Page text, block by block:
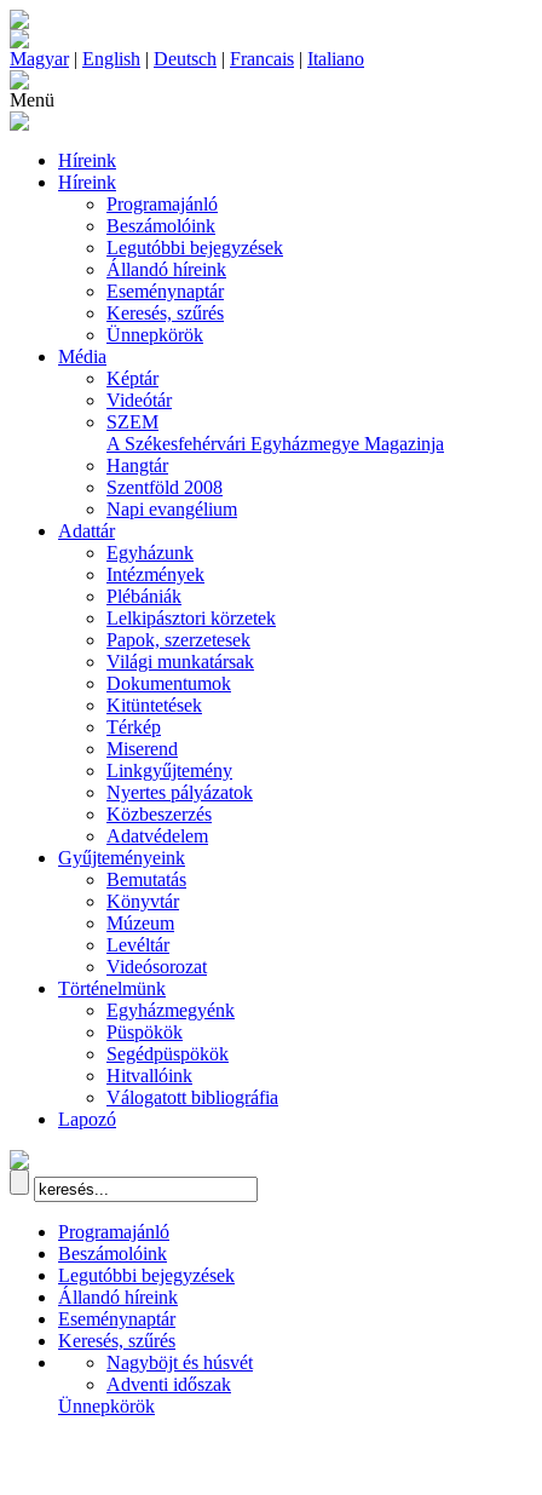
Magyar| English | Deutsch | Francais | Italiano
Menü
Híreink
Híreink
Programajánló
Beszámolóink
Legutóbbi bejegyzések
Állandó híreink
Eseménynaptár
Keresés, szűrés
Ünnepkörök
Média
Képtár
Videótár
SZEM
A Székesfehérvári Egyházmegye Magazinja
Hangtár
Szentföld 2008
Napi evangélium
Adattár
Egyházunk
Intézmények
Plébániák
Lelkipásztori körzetek
Papok, szerzetesek
Világi munkatársak
Dokumentumok
Kitüntetések
Térkép
Miserend
Linkgyűjtemény
Nyertes pályázatok
Közbeszerzés
Adatvédelem
Gyűjteményeink
Bemutatás
Könyvtár
Múzeum
Levéltár
Videósorozat
Történelmünk
Egyházmegyénk
Püspökök
Segédpüspökök
Hitvallóink
Válogatott bibliográfia
Lapozó
Programajánló
Beszámolóink
Legutóbbi bejegyzések
Állandó híreink
Eseménynaptár
Keresés, szűrés
Nagyböjt és húsvét
Adventi időszak
Ünnepkörök